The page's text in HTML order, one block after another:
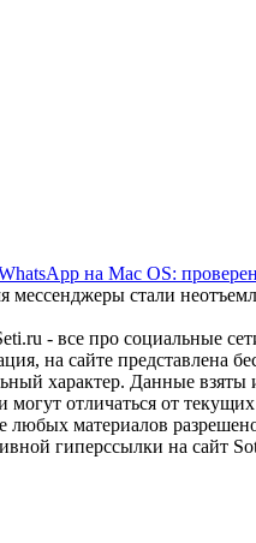
на Mac OS:
мессенджеры стали
- все про социальные
на сайте представлена
характер. Данные взяты
могут отличаться от
любых материалов
гиперссылки на сайт